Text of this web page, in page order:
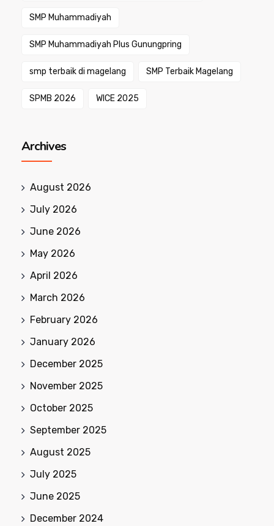
SMP Muhammadiyah
SMP Muhammadiyah Plus Gunungpring
smp terbaik di magelang SMP Terbaik Magelang
SPMB 2026 WICE 2025
Archives
August 2026
July 2026
June 2026
May 2026
April 2026
March 2026
February 2026
January 2026
December 2025
November 2025
October 2025
September 2025
August 2025
July 2025
June 2025
December 2024